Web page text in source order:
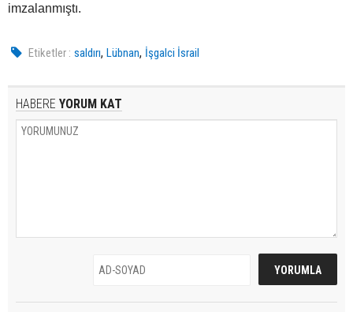
imzalanmıştı.
Etiketler : saldırı,Lübnan, İşgalci İsrail
HABERE YORUM KAT